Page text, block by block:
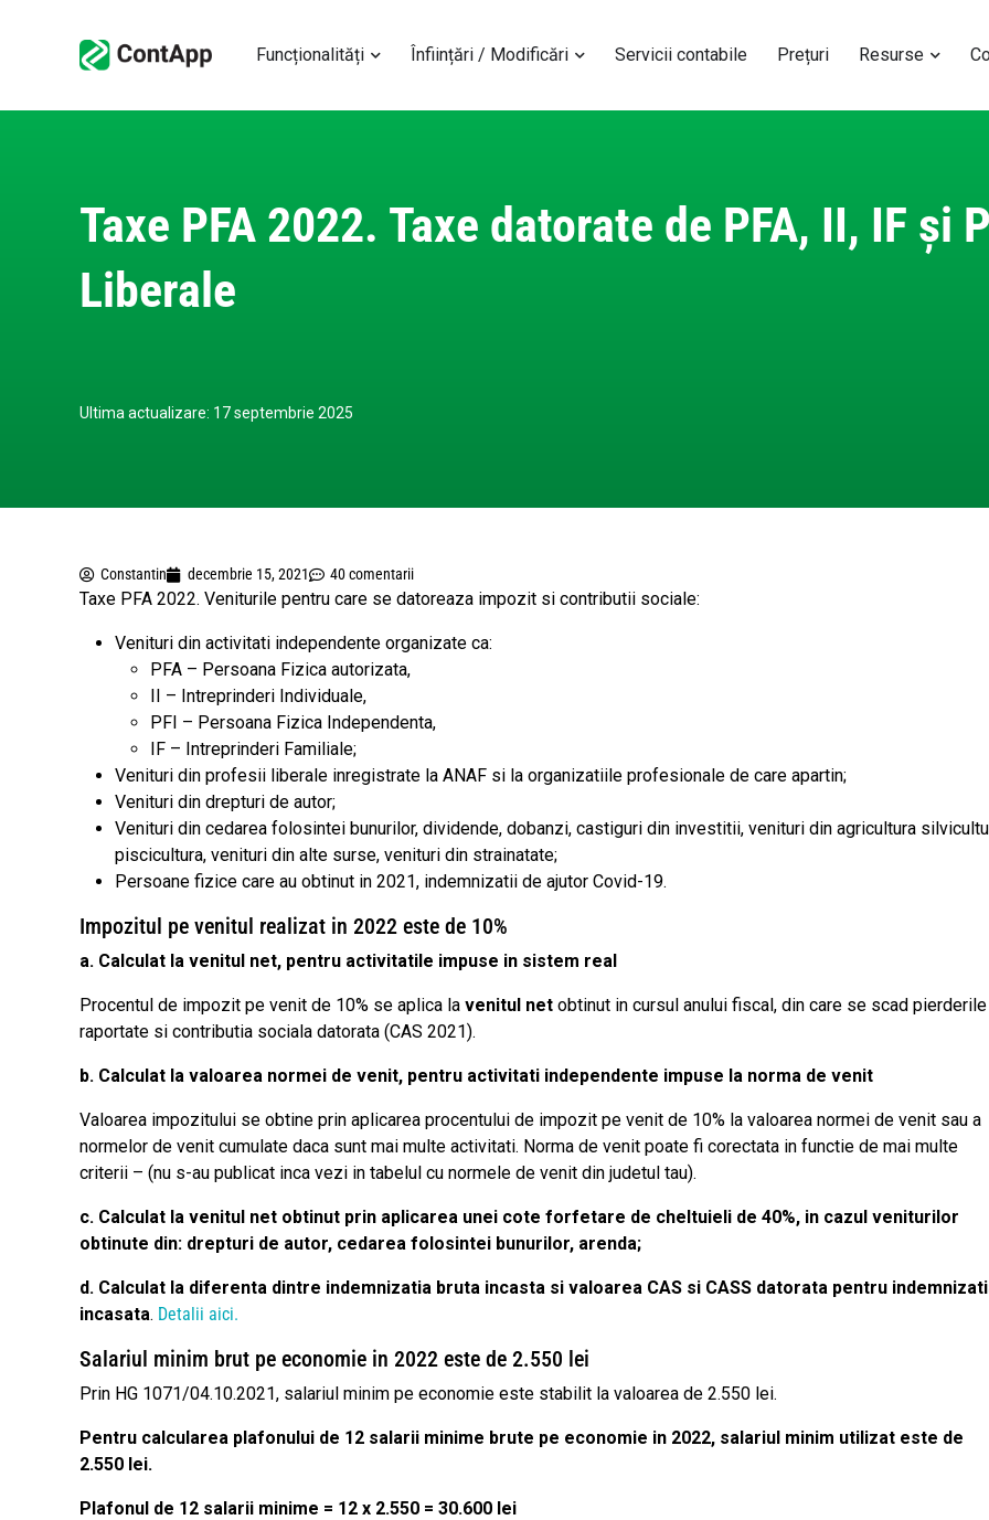
Funcționalități Înființări / Modificări Servicii contabile Prețuri Resurse
Taxe PFA 2022. Taxe datorate de PFA, II, IF și
Liberale
Ultima actualizare: 17 septembrie 2025
Constantin decembrie 15, 2021 40 comentarii
Taxe PFA 2022. Veniturile pentru care se datoreaza impozit si contributii sociale:
Venituri din activitati independente organizate ca:
PFA – Persoana Fizica autorizata,
II – Intreprinderi Individuale,
PFI – Persoana Fizica Independenta,
IF – Intreprinderi Familiale;
Venituri din profesii liberale inregistrate la ANAF si la organizatiile profesionale de care apartin;
Venituri din drepturi de autor;
Venituri din cedarea folosintei bunurilor, dividende, dobanzi, castiguri din investitii, venituri din agricultura
piscicultura, venituri din alte surse, venituri din strainatate;
Persoane fizice care au obtinut in 2021, indemnizatii de ajutor Covid-19.
Impozitul pe venitul realizat in 2022 este de 10%
a. Calculat la venitul net, pentru activitatile impuse in sistem real
Procentul de impozit pe venit de 10% se aplica la venitul net obtinut in cursul anului fiscal, din care se scad pierderile
raportate si contributia sociala datorata (CAS 2021).
b. Calculat la valoarea normei de venit, pentru activitati independente impuse la norma de venit
Valoarea impozitului se obtine prin aplicarea procentului de impozit pe venit de 10% la valoarea normei de venit sau a
normelor de venit cumulate daca sunt mai multe activitati. Norma de venit poate fi corectata in functie de mai multe
criterii – (nu s-au publicat inca vezi in tabelul cu normele de venit din judetul tau).
c. Calculat la venitul net obtinut prin aplicarea unei cote forfetare de cheltuieli de 40%, in cazul veniturilor
obtinute din: drepturi de autor, cedarea folosintei bunurilor, arenda;
d. Calculat la diferenta dintre indemnizatia bruta incasta si valoarea CAS si CASS datorata pentru
incasata. Detalii aici.
Salariul minim brut pe economie in 2022 este de 2.550 lei
Prin HG 1071/04.10.2021, salariul minim pe economie este stabilit la valoarea de 2.550 lei.
Pentru calcularea plafonului de 12 salarii minime brute pe economie in 2022, salariul minim utilizat este de
2.550 lei.
Plafonul de 12 salarii minime = 12 x 2.550 = 30.600 lei